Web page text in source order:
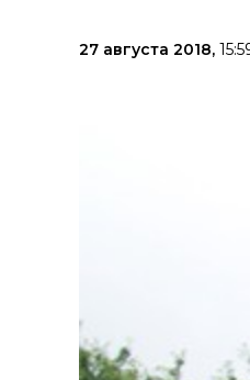
27 августа 2018,